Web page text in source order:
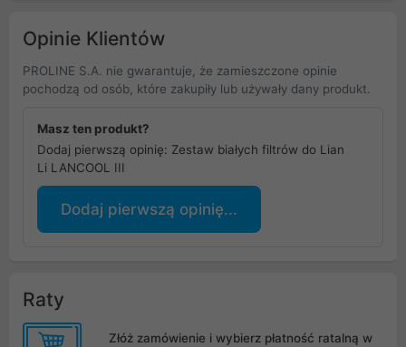
Opinie Klientów
PROLINE S.A. nie gwarantuje, że zamieszczone opinie
pochodzą od osób, które zakupiły lub używały dany produkt.
Masz ten produkt?
Dodaj pierwszą opinię: Zestaw białych filtrów do Lian
Li LANCOOL III
Dodaj pierwszą opinię...
Raty
Złóż zamówienie i wybierz płatność ratalną w